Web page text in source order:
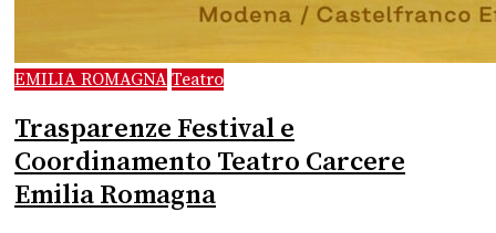
EMILIA ROMAGNA Teatro
Trasparenze Festival e
Coordinamento Teatro Carcere
Emilia Romagna